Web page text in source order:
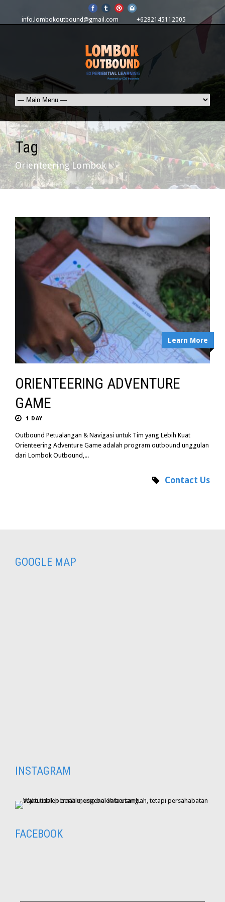
info.lombokoutbound@gmail.com +6282145112005
Tag
Orienteering Lombok
Learn More
ORIENTEERING ADVENTURE
GAME
1 DAY
Outbound Petualangan & Navigasi untuk Tim yang Lebih Kuat
Orienteering Adventure Game adalah program outbound unggulan
dari Lombok Outbound,...
Contact Us
GOOGLE MAP
INSTAGRAM
FACEBOOK